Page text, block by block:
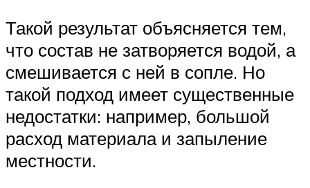
Такой результат объясняется тем,
что состав не затворяется водой, а
смешивается с ней в сопле. Но
такой подход имеет существенные
недостатки: например, большой
расход материала и запыление
местности.